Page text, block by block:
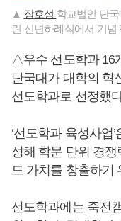
▲ 장호성 학교법인 단
린 신년하례식에서 기
△우수 선도학과 16
단국대가 대학의 혁
선도학과로 선정했
‘선도학과 육성사업
성해 학문 단위 경
드 가치를 창출하기
선도학과에는 죽전